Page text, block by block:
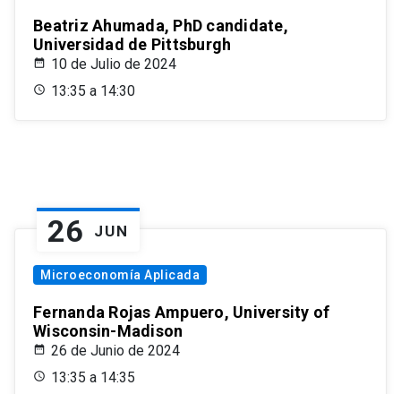
Beatriz Ahumada, PhD candidate,
Universidad de Pittsburgh
10 de Julio de 2024
13:35 a 14:30
26 JUN
Microeconomía Aplicada
Fernanda Rojas Ampuero, University of
Wisconsin-Madison
26 de Junio de 2024
13:35 a 14:35